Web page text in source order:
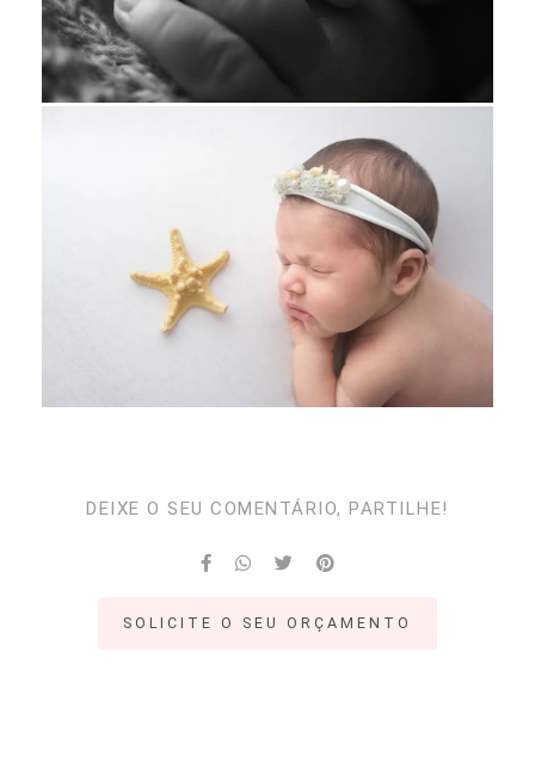
DEIXE O SEU COMENTÁRIO, PARTILHE!
SOLICITE O SEU ORÇAMENTO